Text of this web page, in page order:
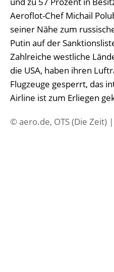
Aeroflot-Chef Michail
seiner Nähe zum
Putin auf der
Zahlreiche westliche
die USA, haben ihren
Flugzeuge gesperrt, das
Airline ist zum Erliegen
© aero.de, OTS (Die Zeit)